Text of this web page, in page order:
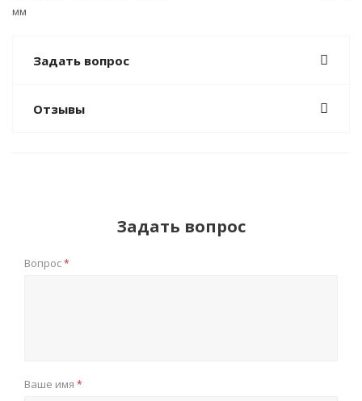
мм
Задать вопрос
Отзывы
Задать вопрос
Вопрос*
Ваше имя *